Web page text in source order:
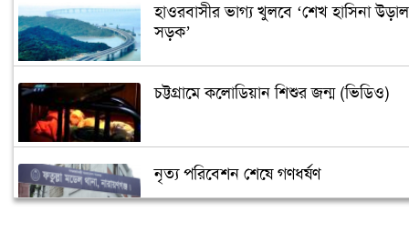
হাওরবাসীর ভাগ্য খুলবে ‘শেখ হাসিনা উড়াল
সড়ক’
চট্টগ্রামে কলোডিয়ান শিশুর জন্ম (ভিডিও)
নৃত্য পরিবেশন শেষে গণধর্ষণ